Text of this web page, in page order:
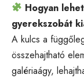
Hogyan
gyerekszobát
A kulcs a
összehajtható
galériaágy,